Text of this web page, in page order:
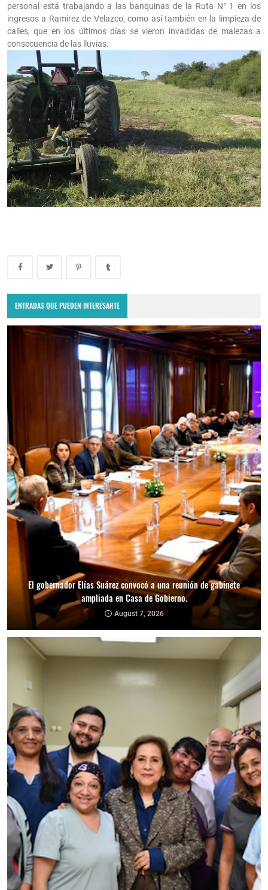
personal está trabajando a las banquinas de la Ruta N° 1 en los
ingresos a Ramirez de Velazco, como así también en la limpieza de
calles, que en los últimos días se vieron invadidas de malezas a
consecuencia de las lluvias.
ENTRADAS QUE PUEDEN INTERESARTE
El gobernador Elías Suárez convocó a una reunión de gabinete
ampliada en Casa de Gobierno.
August 7, 2026